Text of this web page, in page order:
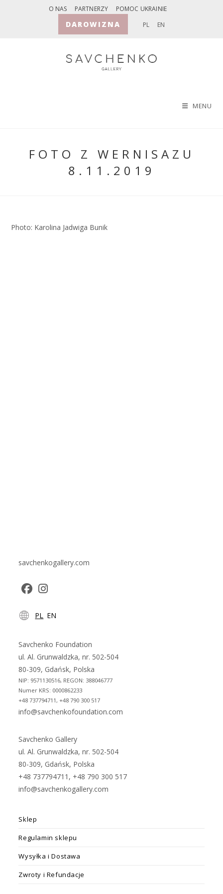
O NAS PARTNERZY POMOC UKRAINIE
DAROWIZNA PL EN
MENU
FOTO Z WERNISAZU
8.11.2019
Photo: Karolina Jadwiga Bunik
savchenkogallery.com
in
new
tab
in
new
tab
PL EN
Savchenko Foundation
ul. Al. Grunwaldzka, nr. 502-504
80-309, Gdańsk, Polska
NIP: 9571130516, REGON: 388046777
Numer KRS: 0000862233
+48 737794711, +48 790 300 517
info@savchenkofoundation.com
Savchenko Gallery
ul. Al. Grunwaldzka, nr. 502-504
80-309, Gdańsk, Polska
+48 737794711, +48 790 300 517
info@savchenkogallery.com
Sklep
Regulamin sklepu
Wysyłka i Dostawa
Zwroty i Refundacje